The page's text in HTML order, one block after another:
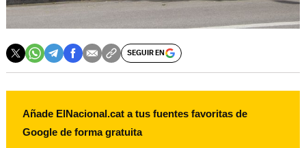
SEGUIR EN
Añade ElNacional.cat a tus fuentes favoritas de
Google de forma gratuita